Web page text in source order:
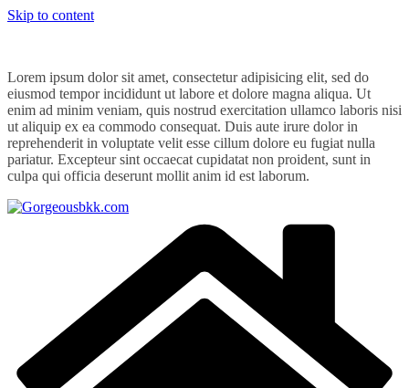
Skip to content
Lorem ipsum dolor sit amet, consectetur adipisicing elit, sed do
eiusmod tempor incididunt ut labore et dolore magna aliqua. Ut
enim ad minim veniam, quis nostrud exercitation ullamco laboris nisi
ut aliquip ex ea commodo consequat. Duis aute irure dolor in
reprehenderit in voluptate velit esse cillum dolore eu fugiat nulla
pariatur. Excepteur sint occaecat cupidatat non proident, sunt in
culpa qui officia deserunt mollit anim id est laborum.